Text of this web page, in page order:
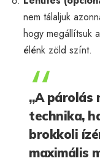
nem tálaljuk
hogy megállítsuk
élénk zöld színt.
„A párolás
technika,
brokkoli
maximális